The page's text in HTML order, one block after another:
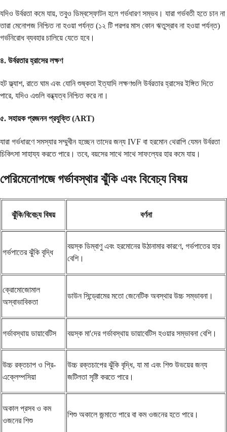
যদিও উর্বরতা কমে যায়, তবুও ডিম্বস্ফোটন হলে গর্ভধারণ সম্ভব। যারা গর্ভবতী হতে চান না
তারা মেনোপজ নিশ্চিত না হওয়া পর্যন্ত (১২ টি পরপর মাস কোন ঋতুস্রাব না হওয়া পর্যন্ত)
গর্ভনিরোধ ব্যবহার চালিয়ে যেতে হবে।
৪. উর্বরতার হ্রাসের লক্ষণ
হট ফ্ল্যাশ, রাতে ঘাম এবং যোনি শুষ্কতা ইত্যাদি লক্ষণগুলি উর্বরতার হ্রাসের ইঙ্গিত দিতে
পারে, যদিও এগুলি বন্ধ্যত্ব নিশ্চিত করে না।
৫. সহায়ক প্রজনন প্রযুক্তি (ART)
যারা গর্ভধারণে সমস্যার সম্মুখীন হচ্ছেন তাদের জন্য IVF বা হরমোন থেরাপি যেমন উর্বরতা
চিকিৎসা সাহায্য করতে পারে। তবে, বয়সের সাথে সাথে সাফল্যের হার কমে যায়।
পেরিমেনোপজে গর্ভাবস্থার ঝুঁকি এবং বিবেচ্য বিষয়
ঝুঁকি/বিবেচ্য বিষয় বর্ণনা
গর্ভপাতের ঝুঁকি বৃদ্ধি
বয়স্ক ডিম্বাণু এবং হরমোনের উঠানামার কারণে, গর্ভপাতের হার
বেশি।
ক্রোমোজোমাল
অস্বাভাবিকতা
ডাউন সিন্ড্রোমের মতো জেনেটিক অবস্থার উচ্চ সম্ভাবনা।
গর্ভাবস্থায় ডায়াবেটিস বয়স্ক মা'দের গর্ভাবস্থায় ডায়াবেটিস হওয়ার সম্ভাবনা বেশি।
উচ্চ রক্তচাপ ও প্রি-
এক্লেম্পসিয়া
উচ্চ রক্তচাপের ঝুঁকি বৃদ্ধি, যা মা এবং শিশু উভয়ের জন্য
জটিলতা সৃষ্টি করতে পারে।
অকাল প্রসব ও কম
ওজনের শিশু
শিশু অকালে জন্মাতে পারে বা কম ওজনের হতে পারে।